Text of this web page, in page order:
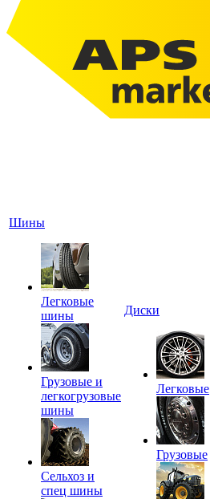
Шины
Легковые
шины
Грузовые и
легкогрузовые
шины
Сельхоз и
спец шины
Диски
Легковые
Грузовые